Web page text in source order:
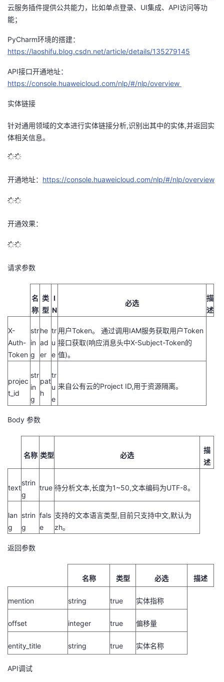
云服务插件提供公共能力，比如单点登录、UI集成、API访问等功
能；
PyCharm环境的搭建：
https://laoshifu.blog.csdn.net/article/details/135279145
API接口开通地址：
https://console.huaweicloud.com/nlp/#/nlp/overview
实体链接
针对通用领域的文本进行实体链接分析,识别出其中的实体,并返回实
体相关信息。
开通地址： https://console.huaweicloud.com/nlp/#/nlp/overview
开通效果：
请求参数
名
称
类
型
I
N
必选
描
述
X-
Auth-
Token
str
in
g
he
ad
er
tr
u
e
用户Token。 通过调用IAM服务获取用户Token
接口获取(响应消息头中X-Subject-Token的
值)。
projec
t_id
str
in
g
pat
h
tr
u
e
来自公有云的Project ID,用于资源隔离。
Body 参数
名称 类型 必选
描
述
text
strin
g
true 待分析文本,长度为1~50,文本编码为UTF-8。
lan
g
strin
g
fals
e
支持的文本语言类型,目前只支持中文,默认为
zh。
返回参数
名称 类型 必选 描述
mention string true 实体指称
offset integer true 偏移量
entity_title string true 实体名称
API调试